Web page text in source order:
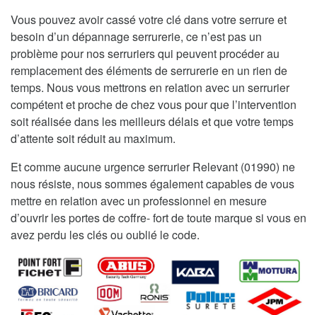
Vous pouvez avoir cassé votre clé dans votre serrure et
besoin d’un dépannage serrurerie, ce n’est pas un
problème pour nos serruriers qui peuvent procéder au
remplacement des éléments de serrurerie en un rien de
temps. Nous vous mettrons en relation avec un serrurier
compétent et proche de chez vous pour que l’intervention
soit réalisée dans les meilleurs délais et que votre temps
d’attente soit réduit au maximum.
Et comme aucune urgence serrurier Relevant (01990) ne
nous résiste, nous sommes également capables de vous
mettre en relation avec un professionnel en mesure
d’ouvrir les portes de coffre- fort de toute marque si vous en
avez perdu les clés ou oublié le code.